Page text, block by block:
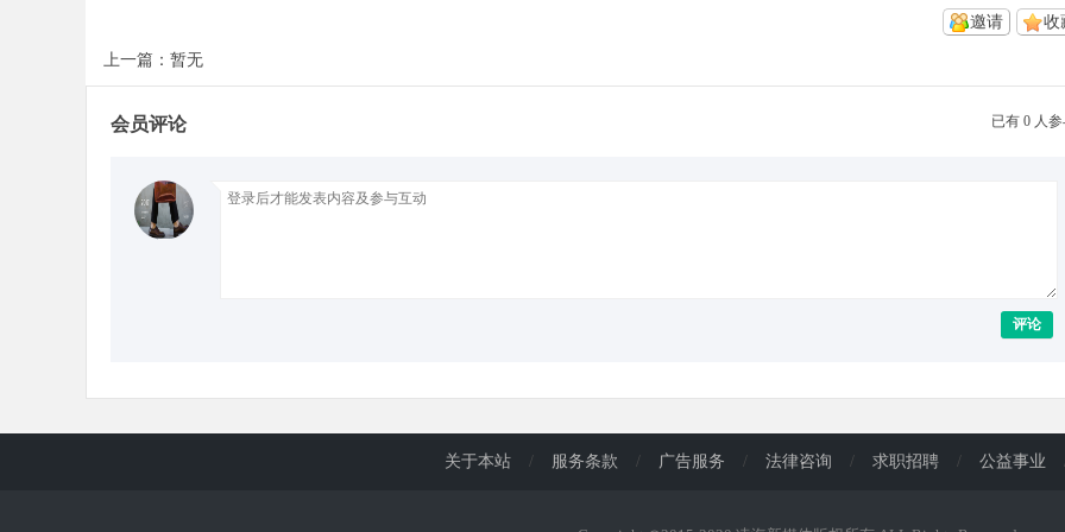
d
收
邀请
上一篇：暂无
已有 0 人
会员评论
评论
关于本站 / 服务条款 / 广告服务 / 法律咨询 / 求职招聘 / 公益事业